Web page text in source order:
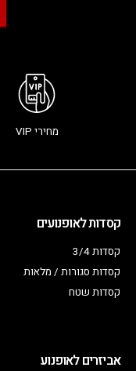
מחירי VIP
קסדות לאופנועים
קסדות 3/4
קסדות סגורות / מלאות
קסדות שטח
אביזרים לאופנוע